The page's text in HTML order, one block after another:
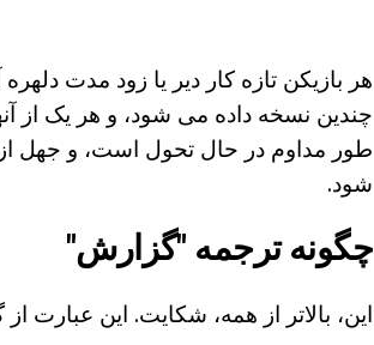
هر بازیکن تازه کار دیر یا زود مدت
چندین نسخه داده می شود، و هر یک از
طور مداوم در حال تحول است، و جهل از
شود.
چگونه ترجمه "گزارش"
این، بالاتر از همه، شکایت. این